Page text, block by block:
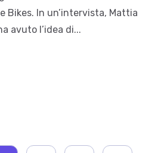
Bikes. In un’intervista, Mattia
avuto l’idea di...